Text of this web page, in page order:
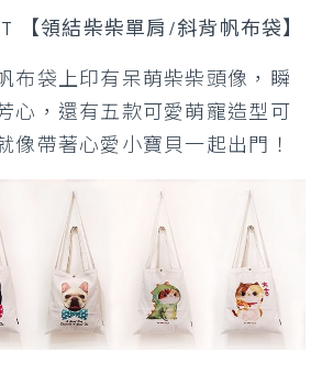
【領結柴柴單肩/斜背帆布袋】
布袋上印有呆萌柴柴頭像，瞬
心，還有五款可愛萌寵造型可
像帶著心愛小寶貝一起出門！